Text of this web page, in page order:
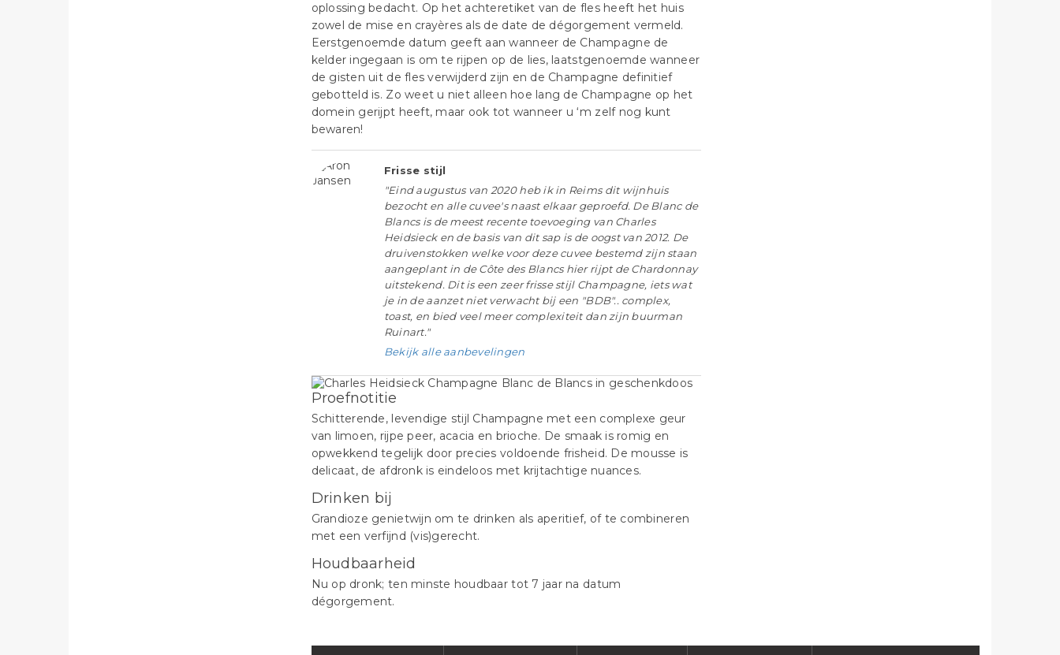
oplossing bedacht. Op het achteretiket van de fles heeft het huis
zowel de mise en crayères als de date de dégorgement vermeld.
Eerstgenoemde datum geeft aan wanneer de Champagne de
kelder ingegaan is om te rijpen op de lies, laatstgenoemde wanneer
de gisten uit de fles verwijderd zijn en de Champagne definitief
gebotteld is. Zo weet u niet alleen hoe lang de Champagne op het
domein gerijpt heeft, maar ook tot wanneer u ‘m zelf nog kunt
bewaren!
Frisse stijl
"Eind augustus van 2020 heb ik in Reims dit wijnhuis
bezocht en alle cuvee's naast elkaar geproefd. De Blanc de
Blancs is de meest recente toevoeging van Charles
Heidsieck en de basis van dit sap is de oogst van 2012. De
druivenstokken welke voor deze cuvee bestemd zijn staan
aangeplant in de Côte des Blancs hier rijpt de Chardonnay
uitstekend. Dit is een zeer frisse stijl Champagne, iets wat
je in de aanzet niet verwacht bij een "BDB".. complex,
toast, en bied veel meer complexiteit dan zijn buurman
Ruinart."
Bekijk alle aanbevelingen
Proefnotitie
Schitterende, levendige stijl Champagne met een complexe geur
van limoen, rijpe peer, acacia en brioche. De smaak is romig en
opwekkend tegelijk door precies voldoende frisheid. De mousse is
delicaat, de afdronk is eindeloos met krijtachtige nuances.
Drinken bij
Grandioze genietwijn om te drinken als aperitief, of te combineren
met een verfijnd (vis)gerecht.
Houdbaarheid
Nu op dronk; ten minste houdbaar tot 7 jaar na datum
dégorgement.